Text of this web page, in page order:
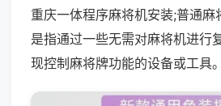
重庆一体程序麻将机安装;普通
是指通过一些无需对麻将机进行
现控制麻将牌功能的设备或工具。